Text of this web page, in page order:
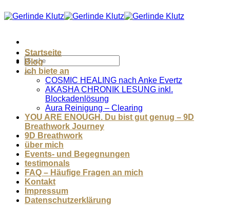
Inhalt
Startseite
Blog
ich biete an
COSMIC HEALING nach Anke Evertz
AKASHA CHRONIK LESUNG inkl.
Blockadenlösung
Aura Reinigung – Clearing
YOU ARE ENOUGH. Du bist gut genug – 9D
Breathwork Journey
9D Breathwork
über mich
Events- und Begegnungen
testimonals
FAQ – Häufige Fragen an mich
Kontakt
Impressum
Datenschutzerklärung